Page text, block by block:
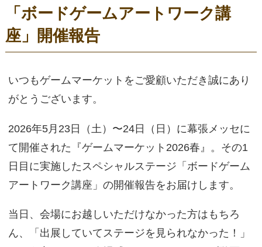
「ボードゲームアートワーク講
座」開催報告
いつもゲームマーケットをご愛顧いただき誠にあり
がとうございます。
2026年5月23日（土）〜24日（日）に幕張メッセに
て開催された『ゲームマーケット2026春』。その1
日目に実施したスペシャルステージ「ボードゲーム
アートワーク講座」の開催報告をお届けします。
当日、会場にお越しいただけなかった方はもちろ
ん、「出展していてステージを見られなかった！」